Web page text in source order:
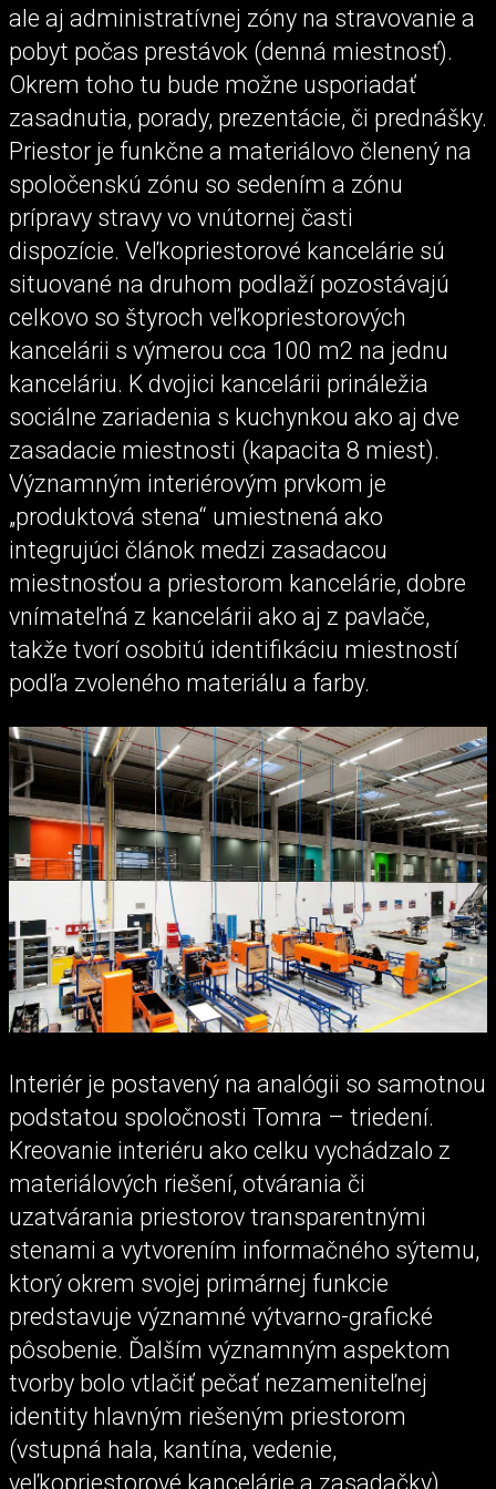
ale aj administratívnej zóny na stravovanie a
pobyt počas prestávok (denná miestnosť).
Okrem toho tu bude možne usporiadať
zasadnutia, porady, prezentácie, či prednášky.
Priestor je funkčne a materiálovo členený na
spoločenskú zónu so sedením a zónu
prípravy stravy vo vnútornej časti
dispozície. Veľkopriestorové kancelárie sú
situované na druhom podlaží pozostávajú
celkovo so štyroch veľkopriestorových
kancelárii s výmerou cca 100 m2 na jednu
kanceláriu. K dvojici kancelárii prináležia
sociálne zariadenia s kuchynkou ako aj dve
zasadacie miestnosti (kapacita 8 miest).
Významným interiérovým prvkom je
„produktová stena“ umiestnená ako
integrujúci článok medzi zasadacou
miestnosťou a priestorom kancelárie, dobre
vnímateľná z kancelárii ako aj z pavlače,
takže tvorí osobitú identifikáciu miestností
podľa zvoleného materiálu a farby.
Interiér je postavený na analógii so samotnou
podstatou spoločnosti Tomra – triedení.
Kreovanie interiéru ako celku vychádzalo z
materiálových riešení, otvárania či
uzatvárania priestorov transparentnými
stenami a vytvorením informačného sýtemu,
ktorý okrem svojej primárnej funkcie
predstavuje významné výtvarno-grafické
pôsobenie. Ďalším významným aspektom
tvorby bolo vtlačiť pečať nezameniteľnej
identity hlavným riešeným priestorom
(vstupná hala, kantína, vedenie,
veľkopriestorové kancelárie a zasadačky).